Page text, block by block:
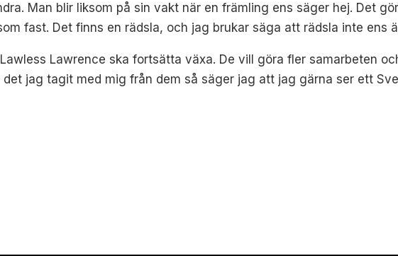
Man blir liksom på sin vakt när en främling ens säger hej. Det
fast. Det finns en rädsla, och jag brukar säga att rädsla inte ens
Lawrence ska fortsätta växa. De vill göra fler samarbeten
jag tagit med mig från dem så säger jag att jag gärna ser ett